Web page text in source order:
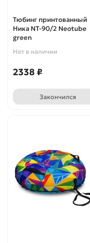
Тюбинг принтованный
Ника NT-90/2 Neotube
green
Нет в наличии
2338 ₽
Закончился